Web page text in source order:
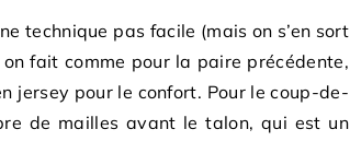
technique pas facile (mais on s’en sort
fait comme pour la paire précédente,
jersey pour le confort. Pour le coup-de-
de mailles avant le talon, qui est un